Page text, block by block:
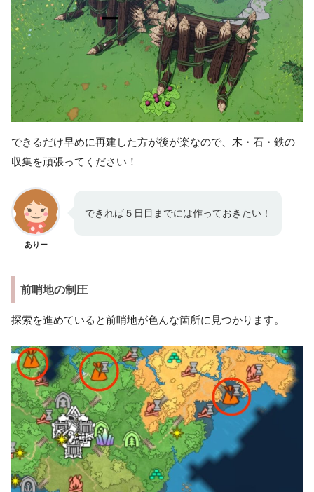
できるだけ早めに再建した方が後が楽なので、木・石・鉄の
収集を頑張ってください！
ありー
できれば５日目までには作っておきたい！
前哨地の制圧
探索を進めていると前哨地が色んな箇所に見つかります。